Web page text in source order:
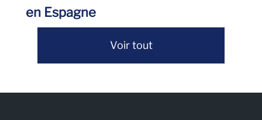
en Espagne
Voir tout